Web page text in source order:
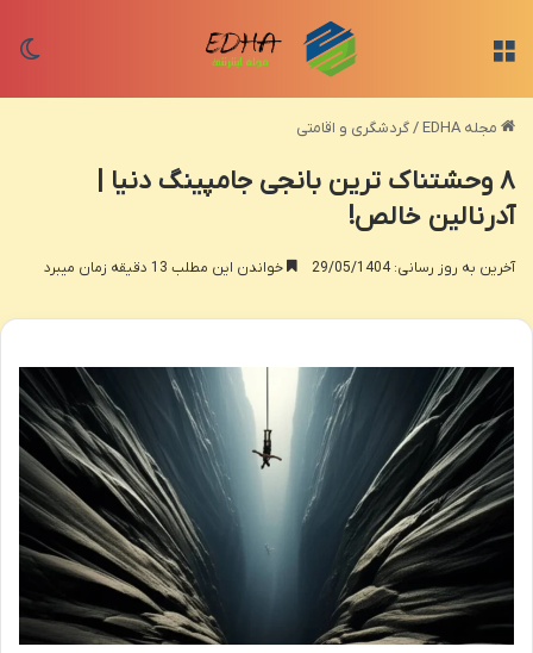
مجله EDHA /گردشگری و اقامتی
۸ وحشتناک ترین بانجی جامپینگ دنیا |
آدرنالین خالص!
آخرین به روز رسانی: 29/05/1404 خواندن این مطلب 13 دقیقه زمان میبرد